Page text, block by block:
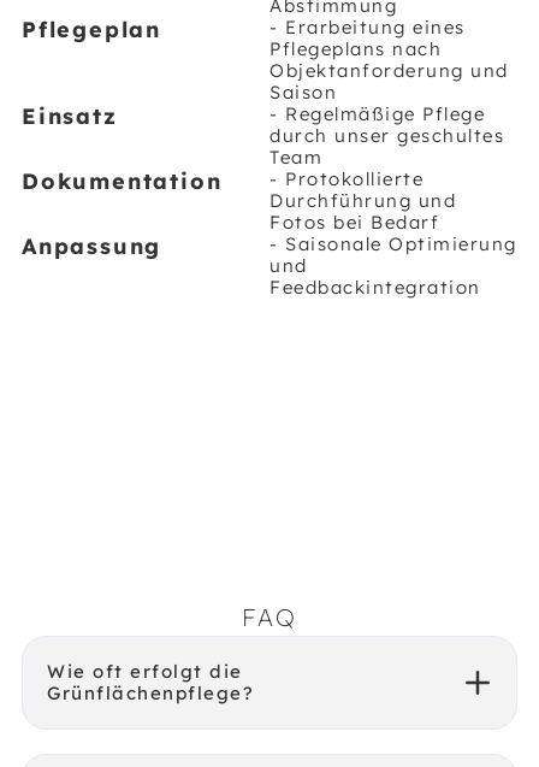
Abstimmung
Pflegeplan
- Erarbeitung eines
Pflegeplans nach
Objektanforderung und
Saison
Einsatz
- Regelmäßige Pflege
durch unser geschultes
Team
Dokumentation
- Protokollierte
Durchführung und
Fotos bei Bedarf
Anpassung
- Saisonale Optimierung
und
Feedbackintegration
FAQ
Wie oft erfolgt die
Grünflächenpflege?